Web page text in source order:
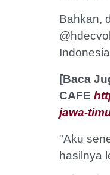
Bahkan,
[Baca
CAFE
jawa-
"Aku
hasilnya